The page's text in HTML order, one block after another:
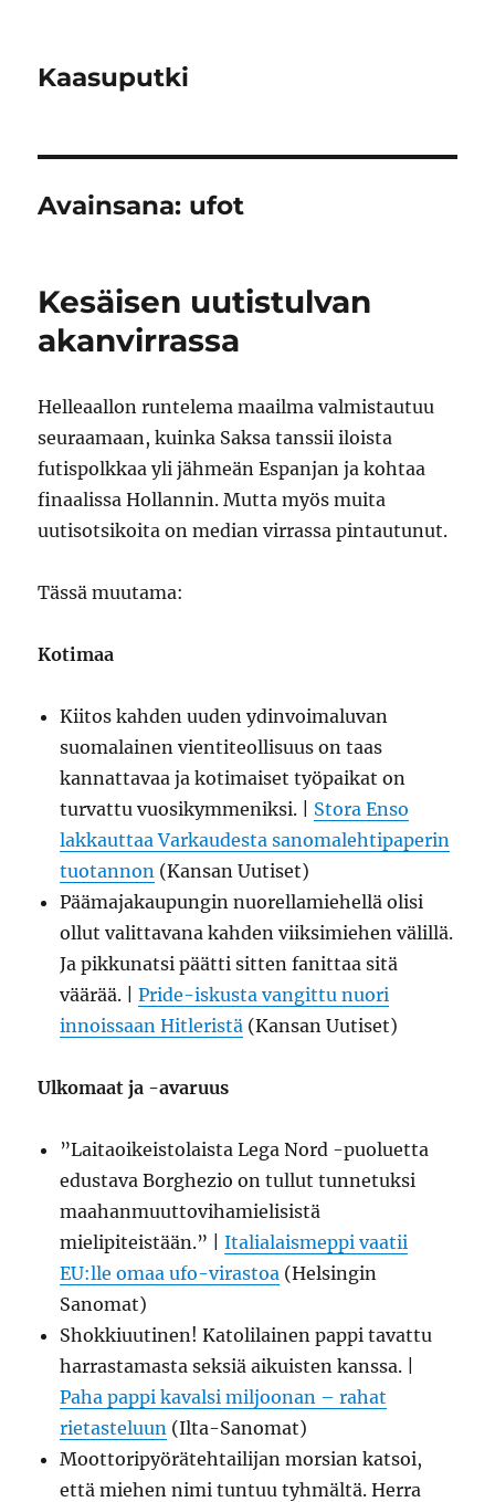
Kaasuputki
Avainsana: ufot
Kesäisen uutistulvan
akanvirrassa
Helleaallon runtelema maailma valmistautuu
seuraamaan, kuinka Saksa tanssii iloista
futispolkkaa yli jähmeän Espanjan ja kohtaa
finaalissa Hollannin. Mutta myös muita
uutisotsikoita on median virrassa pintautunut.
Tässä muutama:
Kotimaa
Kiitos kahden uuden ydinvoimaluvan
suomalainen vientiteollisuus on taas
kannattavaa ja kotimaiset työpaikat on
turvattu vuosikymmeniksi. | Stora Enso
lakkauttaa Varkaudesta sanomalehtipaperin
tuotannon (Kansan Uutiset)
Päämajakaupungin nuorellamiehellä olisi
ollut valittavana kahden viiksimiehen välillä.
Ja pikkunatsi päätti sitten fanittaa sitä
väärää. |Pride-iskusta vangittu nuori
innoissaan Hitleristä (Kansan Uutiset)
Ulkomaat ja -avaruus
”Laitaoikeistolaista Lega Nord -puoluetta
edustava Borghezio on tullut tunnetuksi
maahanmuuttovihamielisistä
mielipiteistään.” |Italialaismeppi vaatii
EU:lle omaa ufo-virastoa (Helsingin
Sanomat)
Shokkiuutinen! Katolilainen pappi tavattu
harrastamasta seksiä aikuisten kanssa. |
Paha pappi kavalsi miljoonan – rahat
rietasteluun (Ilta-Sanomat)
Moottoripyörätehtailijan morsian katsoi,
että miehen nimi tuntuu tyhmältä. Herra